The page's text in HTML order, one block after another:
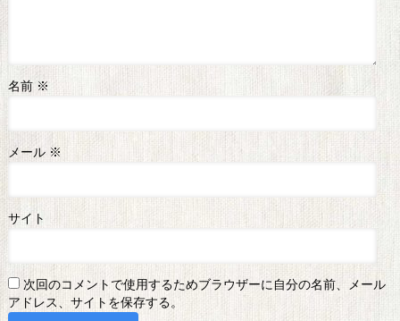
名前 ※
メール ※
サイト
次回のコメントで使用するためブラウザーに自分の名前、メール
アドレス、サイトを保存する。